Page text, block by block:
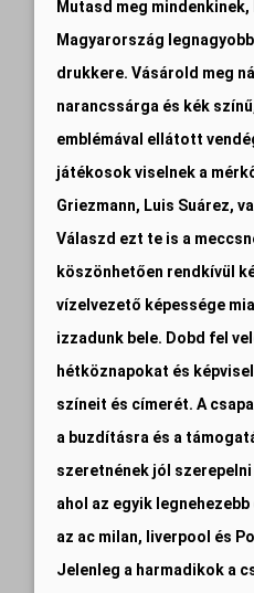
Mutasd meg mindenkinek,
Magyarország
drukkere. Vásárold meg
narancssárga és kék
emblémával ellátott
játékosok viselnek a
Griezmann, Luis Suárez,
Válaszd ezt te is a
köszönhetően rendkívül
vízelvezető képessége
izzadunk bele. Dobd fel
hétköznapokat és
színeit és címerét. A
a buzdításra és a
szeretnének jól
ahol az egyik
az ac milan, liverpool és
Jelenleg a harmadikok a